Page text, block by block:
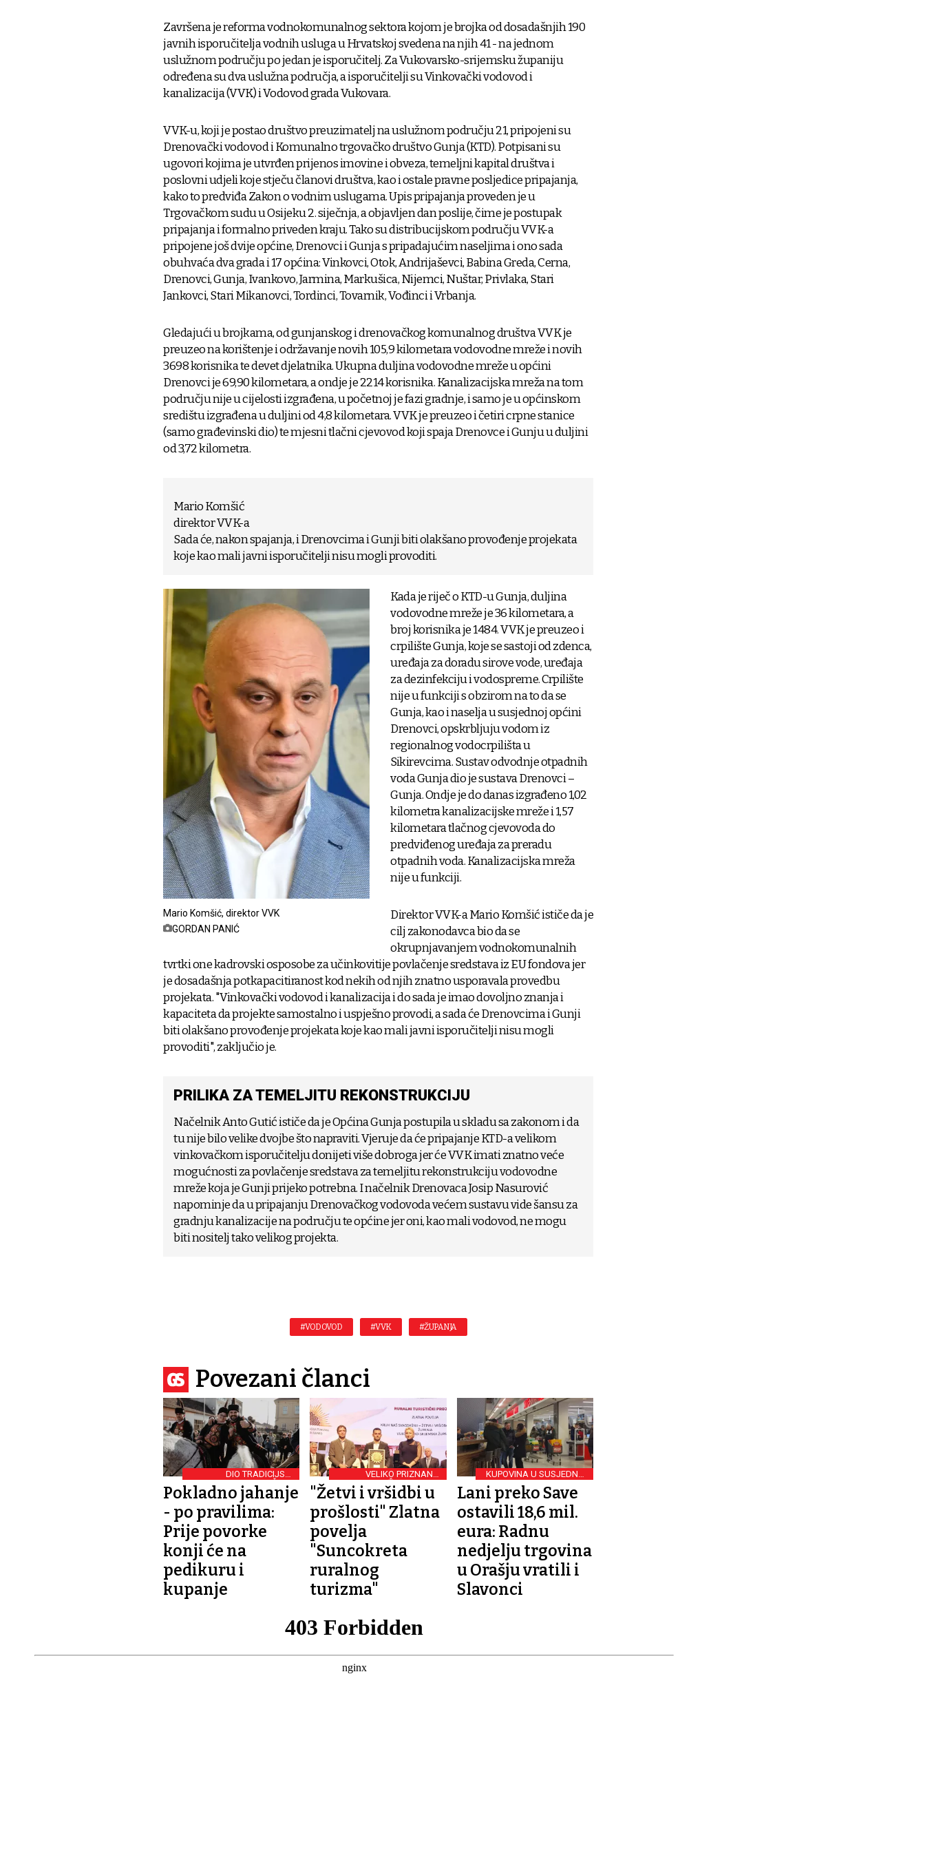
Završena je reforma vodnokomunalnog sektora kojom je brojka od dosadašnjih 190
javnih isporučitelja vodnih usluga u Hrvatskoj svedena na njih 41 - na jednom
uslužnom području po jedan je isporučitelj. Za Vukovarsko-srijemsku županiju
određena su dva uslužna područja, a isporučitelji su Vinkovački vodovod i
kanalizacija (VVK) i Vodovod grada Vukovara.
VVK-u, koji je postao društvo preuzimatelj na uslužnom području 21, pripojeni su
Drenovački vodovod i Komunalno trgovačko društvo Gunja (KTD). Potpisani su
ugovori kojima je utvrđen prijenos imovine i obveza, temeljni kapital društva i
poslovni udjeli koje stječu članovi društva, kao i ostale pravne posljedice pripajanja,
kako to predviđa Zakon o vodnim uslugama. Upis pripajanja proveden je u
Trgovačkom sudu u Osijeku 2. siječnja, a objavljen dan poslije, čime je postupak
pripajanja i formalno priveden kraju. Tako su distribucijskom području VVK-a
pripojene još dvije općine, Drenovci i Gunja s pripadajućim naseljima i ono sada
obuhvaća dva grada i 17 općina: Vinkovci, Otok, Andrijaševci, Babina Greda, Cerna,
Drenovci, Gunja, Ivankovo, Jarmina, Markušica, Nijemci, Nuštar, Privlaka, Stari
Jankovci, Stari Mikanovci, Tordinci, Tovarnik, Vođinci i Vrbanja.
Gledajući u brojkama, od gunjanskog i drenovačkog komunalnog društva VVK je
preuzeo na korištenje i održavanje novih 105,9 kilometara vodovodne mreže i novih
3698 korisnika te devet djelatnika. Ukupna duljina vodovodne mreže u općini
Drenovci je 69,90 kilometara, a ondje je 2214 korisnika. Kanalizacijska mreža na tom
području nije u cijelosti izgrađena, u početnoj je fazi gradnje, i samo je u općinskom
središtu izgrađena u duljini od 4,8 kilometara. VVK je preuzeo i četiri crpne stanice
(samo građevinski dio) te mjesni tlačni cjevovod koji spaja Drenovce i Gunju u duljini
od 3,72 kilometra.
Mario Komšić
direktor VVK-a
Sada će, nakon spajanja, i Drenovcima i Gunji biti olakšano provođenje projekata
koje kao mali javni isporučitelji nisu mogli provoditi.
Mario Komšić, direktor VVK
GORDAN PANIĆ
Kada je riječ o KTD-u Gunja, duljina
vodovodne mreže je 36 kilometara, a
broj korisnika je 1484. VVK je preuzeo i
crpilište Gunja, koje se sastoji od zdenca,
uređaja za doradu sirove vode, uređaja
za dezinfekciju i vodospreme. Crpilište
nije u funkciji s obzirom na to da se
Gunja, kao i naselja u susjednoj općini
Drenovci, opskrbljuju vodom iz
regionalnog vodocrpilišta u
Sikirevcima. Sustav odvodnje otpadnih
voda Gunja dio je sustava Drenovci –
Gunja. Ondje je do danas izgrađeno 1,02
kilometra kanalizacijske mreže i 1,57
kilometara tlačnog cjevovoda do
predviđenog uređaja za preradu
otpadnih voda. Kanalizacijska mreža
nije u funkciji.
Direktor VVK-a Mario Komšić ističe da je
cilj zakonodavca bio da se
okrupnjavanjem vodnokomunalnih
tvrtki one kadrovski osposobe za učinkovitije povlačenje sredstava iz EU fondova jer
je dosadašnja potkapacitiranost kod nekih od njih znatno usporavala provedbu
projekata. "Vinkovački vodovod i kanalizacija i do sada je imao dovoljno znanja i
kapaciteta da projekte samostalno i uspješno provodi, a sada će Drenovcima i Gunji
biti olakšano provođenje projekata koje kao mali javni isporučitelji nisu mogli
provoditi", zaključio je.
PRILIKA ZA TEMELJITU REKONSTRUKCIJU
Načelnik Anto Gutić ističe da je Općina Gunja postupila u skladu sa zakonom i da
tu nije bilo velike dvojbe što napraviti. Vjeruje da će pripajanje KTD-a velikom
vinkovačkom isporučitelju donijeti više dobroga jer će VVK imati znatno veće
mogućnosti za povlačenje sredstava za temeljitu rekonstrukciju vodovodne
mreže koja je Gunji prijeko potrebna. I načelnik Drenovaca Josip Nasurović
napominje da u pripajanju Drenovačkog vodovoda većem sustavu vide šansu za
gradnju kanalizacije na području te općine jer oni, kao mali vodovod, ne mogu
biti nositelj tako velikog projekta.
#VODOVOD #VVK #ŽUPANJA
Povezani članci
DIO TRADICIJSKE
KULTURNE BAŠTINE
Pokladno jahanje
- po pravilima:
Prije povorke
konji će na
pedikuru i
kupanje
VELIKO PRIZNANJE
ŽUPANJCIMA
"Žetvi i vršidbi u
prošlosti" Zlatna
povelja
"Suncokreta
ruralnog
turizma"
KUPOVINA U SUSJEDNOJ
BIH
Lani preko Save
ostavili 18,6 mil.
eura: Radnu
nedjelju trgovina
u Orašju vratili i
Slavonci